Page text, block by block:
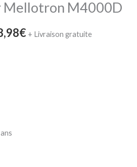
Mellotron M4000D
€ + Livraison gratuite